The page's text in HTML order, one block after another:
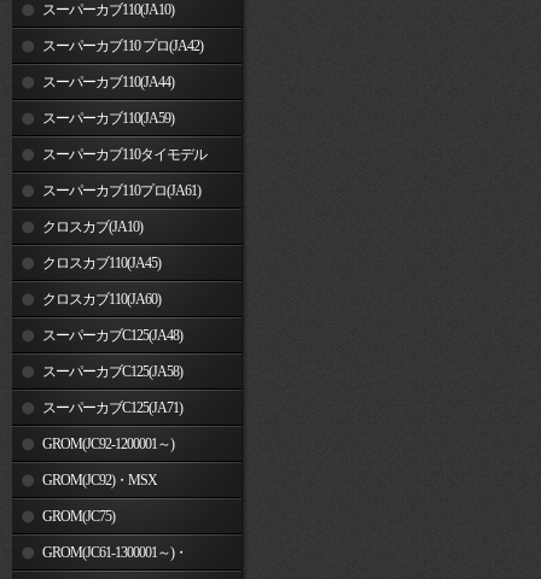
スーパーカブ110(JA10)
スーパーカブ110 プロ(JA42)
スーパーカブ110(JA44)
スーパーカブ110(JA59)
スーパーカブ110タイモデル
(MLHJA56)
スーパーカブ110プロ(JA61)
クロスカブ(JA10)
クロスカブ110(JA45)
クロスカブ110(JA60)
スーパーカブC125(JA48)
スーパーカブC125(JA58)
スーパーカブC125(JA71)
GROM(JC92-1200001～)
GROM(JC92)・MSX
GROM(MLHJC92)
GROM(JC75)
GROM(JC61-1300001～)・